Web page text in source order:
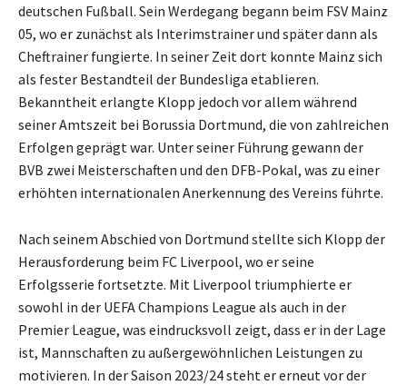
deutschen Fußball. Sein Werdegang begann beim FSV Mainz
05, wo er zunächst als Interimstrainer und später dann als
Cheftrainer fungierte. In seiner Zeit dort konnte Mainz sich
als fester Bestandteil der Bundesliga etablieren.
Bekanntheit erlangte Klopp jedoch vor allem während
seiner Amtszeit bei Borussia Dortmund, die von zahlreichen
Erfolgen geprägt war. Unter seiner Führung gewann der
BVB zwei Meisterschaften und den DFB-Pokal, was zu einer
erhöhten internationalen Anerkennung des Vereins führte.
Nach seinem Abschied von Dortmund stellte sich Klopp der
Herausforderung beim FC Liverpool, wo er seine
Erfolgsserie fortsetzte. Mit Liverpool triumphierte er
sowohl in der UEFA Champions League als auch in der
Premier League, was eindrucksvoll zeigt, dass er in der Lage
ist, Mannschaften zu außergewöhnlichen Leistungen zu
motivieren. In der Saison 2023/24 steht er erneut vor der